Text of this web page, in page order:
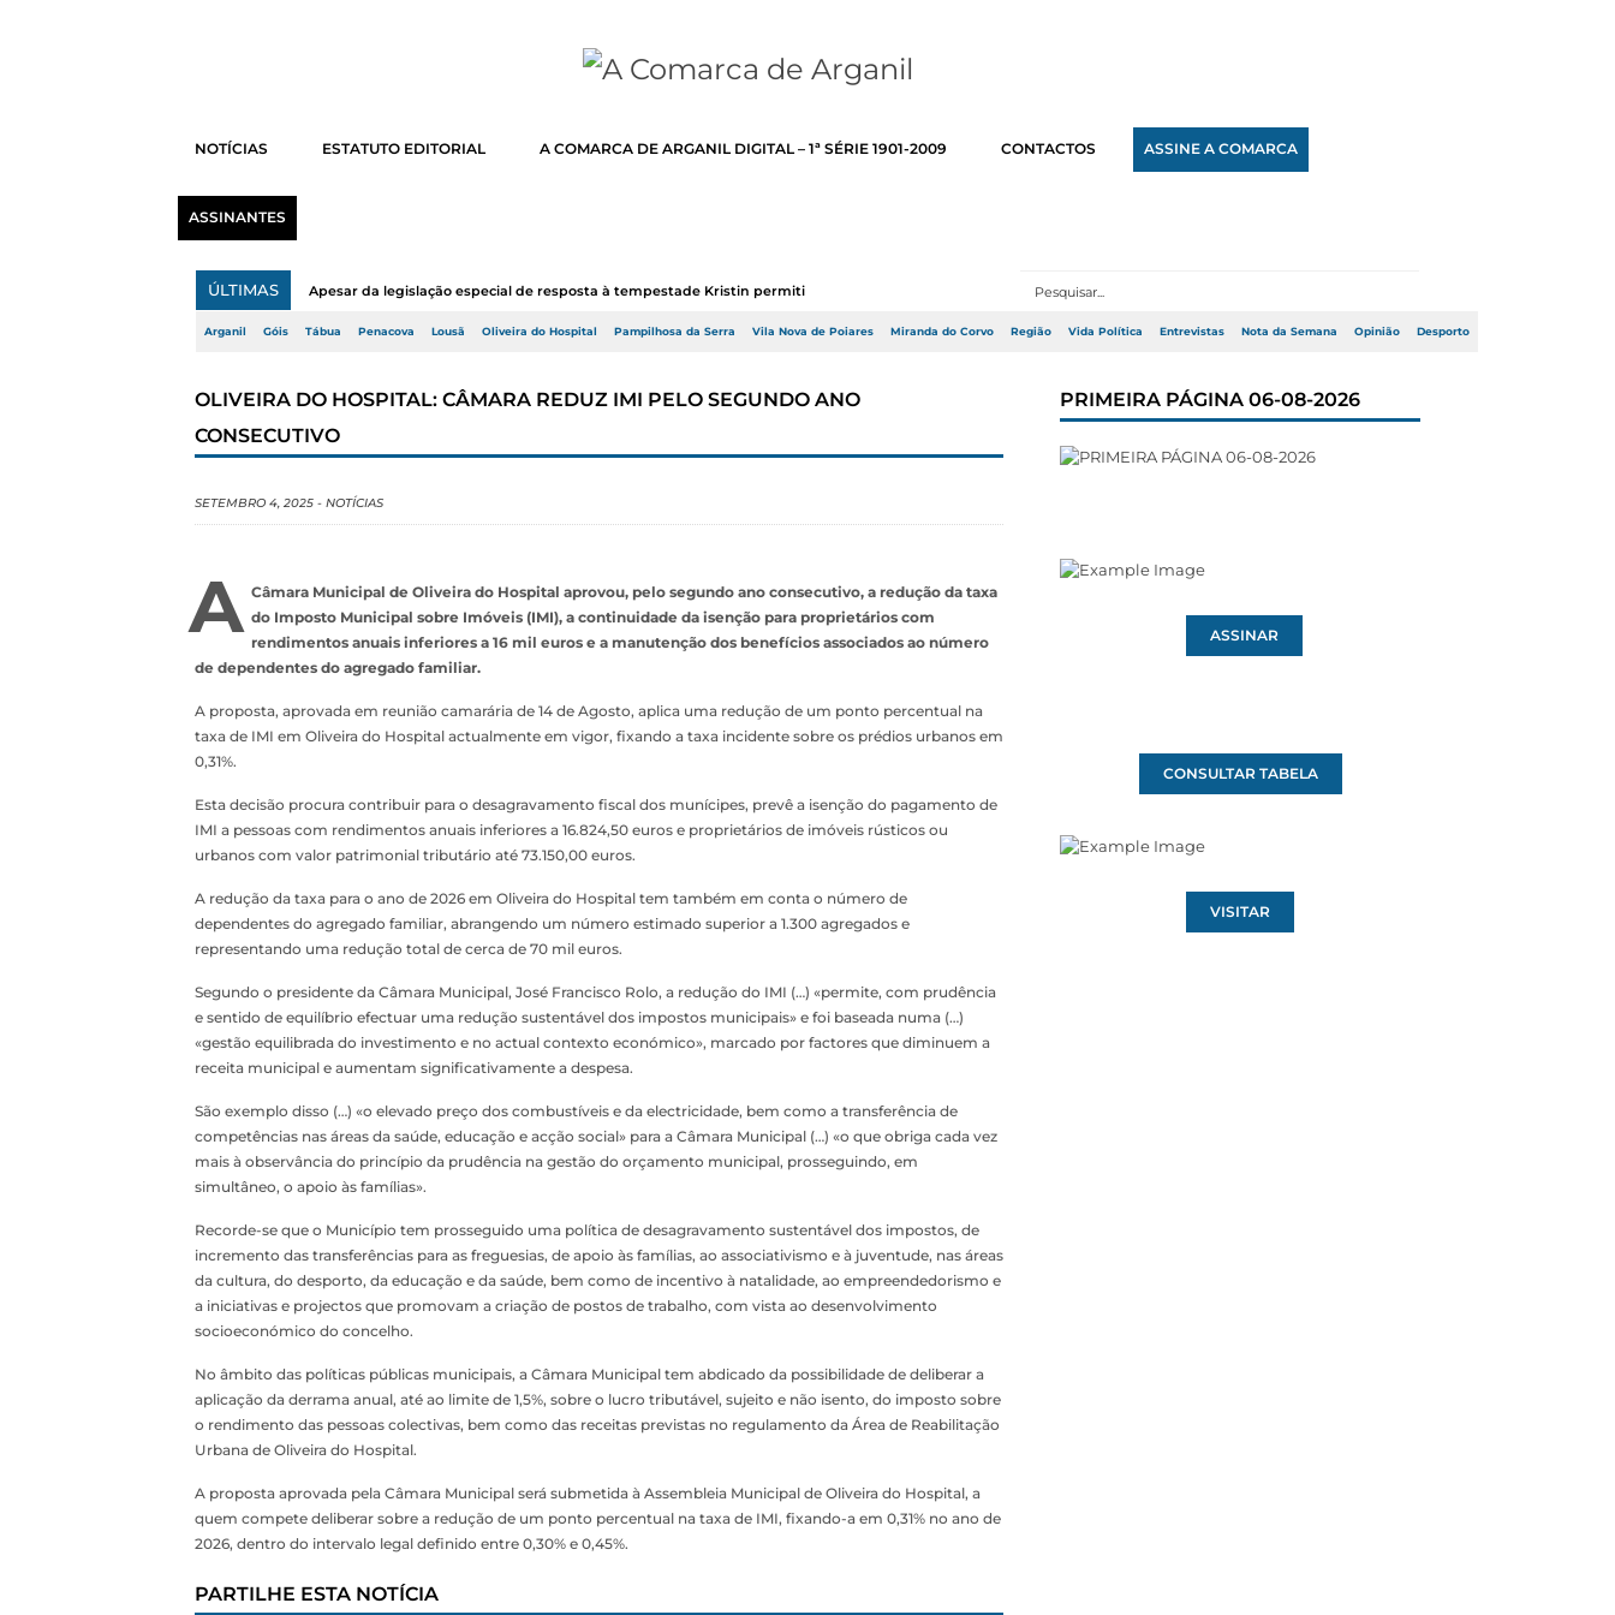
NOTÍCIAS ESTATUTO EDITORIAL A COMARCA DE ARGANIL DIGITAL – 1ª SÉRIE 1901-2009 CONTACTOS ASSINE A COMARCA
ASSINANTES
ÚLTIMAS Apesar da legislação especial de resposta à tempestade Kristin permitir a adj...
Arganil Góis Tábua Penacova Lousã Oliveira do Hospital Pampilhosa da Serra Vila Nova de Poiares Miranda do Corvo Região Vida Política Entrevistas Nota da Semana Opinião Desporto
OLIVEIRA DO HOSPITAL: CÂMARA REDUZ IMI PELO SEGUNDO ANO
CONSECUTIVO
SETEMBRO 4, 2025 - NOTÍCIAS
A Câmara Municipal de Oliveira do Hospital aprovou, pelo segundo ano consecutivo, a redução da taxa
do Imposto Municipal sobre Imóveis (IMI), a continuidade da isenção para proprietários com
rendimentos anuais inferiores a 16 mil euros e a manutenção dos benefícios associados ao número
de dependentes do agregado familiar.
A proposta, aprovada em reunião camarária de 14 de Agosto, aplica uma redução de um ponto percentual na
taxa de IMI em Oliveira do Hospital actualmente em vigor, fixando a taxa incidente sobre os prédios urbanos em
0,31%.
Esta decisão procura contribuir para o desagravamento fiscal dos munícipes, prevê a isenção do pagamento de
IMI a pessoas com rendimentos anuais inferiores a 16.824,50 euros e proprietários de imóveis rústicos ou
urbanos com valor patrimonial tributário até 73.150,00 euros.
A redução da taxa para o ano de 2026 em Oliveira do Hospital tem também em conta o número de
dependentes do agregado familiar, abrangendo um número estimado superior a 1.300 agregados e
representando uma redução total de cerca de 70 mil euros.
Segundo o presidente da Câmara Municipal, José Francisco Rolo, a redução do IMI (…) «permite, com prudência
e sentido de equilíbrio efectuar uma redução sustentável dos impostos municipais» e foi baseada numa (…)
«gestão equilibrada do investimento e no actual contexto económico», marcado por factores que diminuem a
receita municipal e aumentam significativamente a despesa.
São exemplo disso (…) «o elevado preço dos combustíveis e da electricidade, bem como a transferência de
competências nas áreas da saúde, educação e acção social» para a Câmara Municipal (…) «o que obriga cada vez
mais à observância do princípio da prudência na gestão do orçamento municipal, prosseguindo, em
simultâneo, o apoio às famílias».
Recorde-se que o Município tem prosseguido uma política de desagravamento sustentável dos impostos, de
incremento das transferências para as freguesias, de apoio às famílias, ao associativismo e à juventude, nas áreas
da cultura, do desporto, da educação e da saúde, bem como de incentivo à natalidade, ao empreendedorismo e
a iniciativas e projectos que promovam a criação de postos de trabalho, com vista ao desenvolvimento
socioeconómico do concelho.
No âmbito das políticas públicas municipais, a Câmara Municipal tem abdicado da possibilidade de deliberar a
aplicação da derrama anual, até ao limite de 1,5%, sobre o lucro tributável, sujeito e não isento, do imposto sobre
o rendimento das pessoas colectivas, bem como das receitas previstas no regulamento da Área de Reabilitação
Urbana de Oliveira do Hospital.
A proposta aprovada pela Câmara Municipal será submetida à Assembleia Municipal de Oliveira do Hospital, a
quem compete deliberar sobre a redução de um ponto percentual na taxa de IMI, fixando-a em 0,31% no ano de
2026, dentro do intervalo legal definido entre 0,30% e 0,45%.
PARTILHE ESTA NOTÍCIA
PRIMEIRA PÁGINA 06-08-2026
ASSINAR
CONSULTAR TABELA
VISITAR